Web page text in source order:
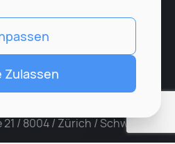
reserved
/ 8004 / Zürich / Schweiz
Zulassen